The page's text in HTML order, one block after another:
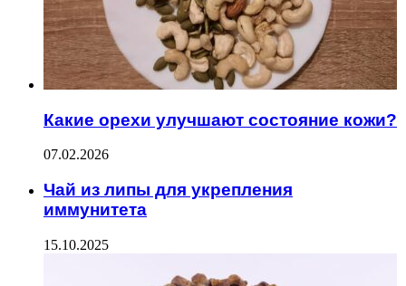
Какие орехи улучшают состояние кожи?
07.02.2026
Чай из липы для укрепления
иммунитета
15.10.2025